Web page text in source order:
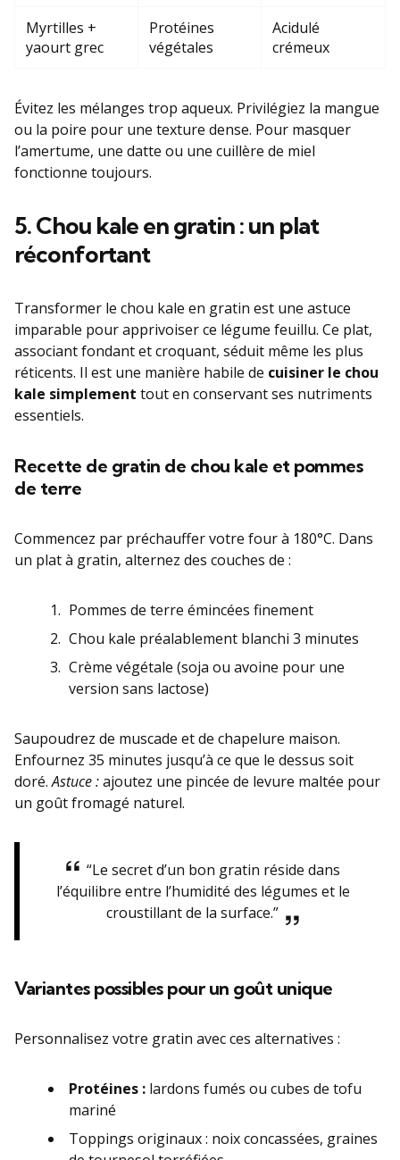
Myrtilles +
yaourt grec
Protéines
végétales
Acidulé
crémeux
Évitez les mélanges trop aqueux. Privilégiez la mangue
ou la poire pour une texture dense. Pour masquer
l’amertume, une datte ou une cuillère de miel
fonctionne toujours.
5. Chou kale en gratin : un plat
réconfortant
Transformer le chou kale en gratin est une astuce
imparable pour apprivoiser ce légume feuillu. Ce plat,
associant fondant et croquant, séduit même les plus
réticents. Il est une manière habile de cuisiner le chou
kale simplement tout en conservant ses nutriments
essentiels.
Recette de gratin de chou kale et pommes
de terre
Commencez par préchauffer votre four à 180°C. Dans
un plat à gratin, alternez des couches de :
Pommes de terre émincées finement
Chou kale préalablement blanchi 3 minutes
Crème végétale (soja ou avoine pour une
version sans lactose)
Saupoudrez de muscade et de chapelure maison.
Enfournez 35 minutes jusqu’à ce que le dessus soit
doré.Astuce :ajoutez une pincée de levure maltée pour
un goût fromagé naturel.
“Le secret d’un bon gratin réside dans
l’équilibre entre l’humidité des légumes et le
croustillant de la surface.”
Variantes possibles pour un goût unique
Personnalisez votre gratin avec ces alternatives :
Protéines : lardons fumés ou cubes de tofu
mariné
Toppings originaux : noix concassées, graines